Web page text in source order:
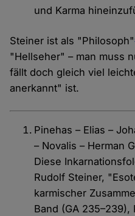
und Karma
Steiner ist als "Philosoph"
"Hellseher" – man muss
fällt doch gleich viel
anerkannt" ist.
Pinehas – Elias –
– Novalis – Herman
Diese
Rudolf Steiner,
karmischer
Band (GA